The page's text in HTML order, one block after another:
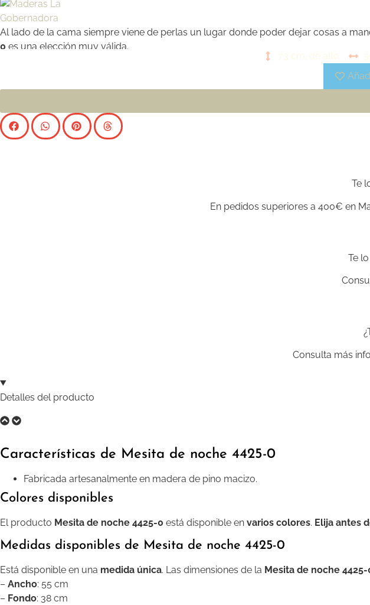
Al lado de la cama siempre viene de perlas un lugar donde poder dejar cosas a
0 es una elección muy válida.
73 cm. de alto
Te
En pedidos superiores a 400€ en
Te
Consulta más
Detalles del producto
Características de Mesita de noche 4425-0
Fabricada artesanalmente en madera de pino macizo.
Colores disponibles
El producto Mesita de noche 4425-0 está disponible en varios colores. Elija antes
Medidas disponibles de Mesita de noche 4425-0
Está disponible en una medida única. Las dimensiones de la Mesita de noche 4425-
– Ancho: 55 cm
– Fondo: 38 cm